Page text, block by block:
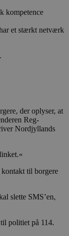
kompetence
et stærkt netværk
der oplyser, at
Reg-
Nordjyllands
til borgere
slette SMS’en,
politiet på 114.